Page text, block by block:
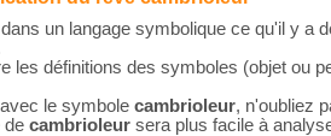
un langage symbolique ce qu'il y a
les définitions des symboles (objet
le symbolecambrioleur, n'oubliez
decambrioleur sera plus facile à